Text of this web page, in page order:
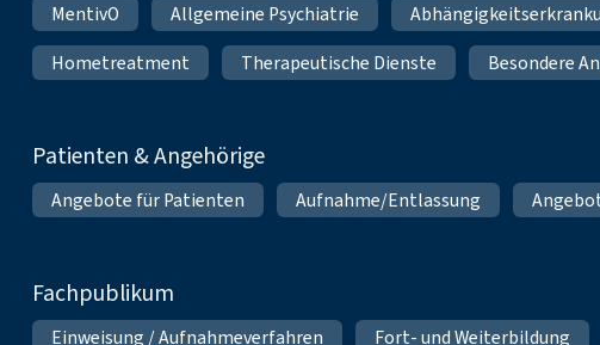
MentivO Allgemeine Psychiatrie
Hometreatment
Therapeutische Dienste Besondere
Patienten & Angehörige
Angebote für Patienten Aufnahme/Entlassung
Fachpublikum
Einweisung / Aufnahmeverfahren Fort- und Weiterbildung